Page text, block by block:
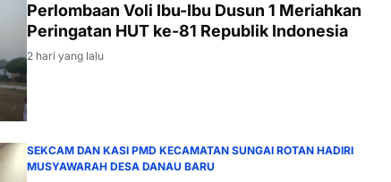
Perlombaan Voli Ibu-Ibu Dusun 1 Meriahkan
Peringatan HUT ke-81 Republik Indonesia
2 hari yang lalu
SEKCAM DAN KASI PMD KECAMATAN SUNGAI ROTAN HADIRI
MUSYAWARAH DESA DANAU BARU